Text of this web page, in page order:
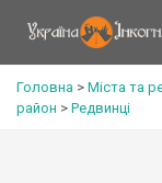
Головна > Міста та
район > Редвинці